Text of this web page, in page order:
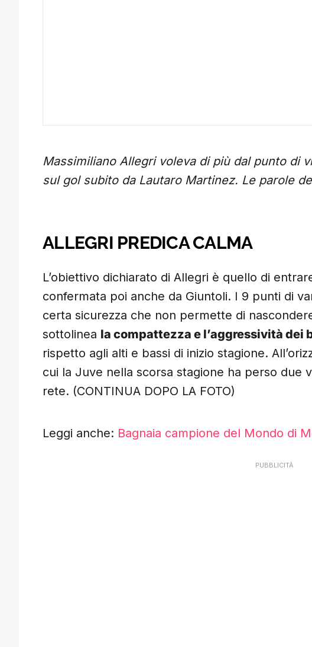
Massimiliano Allegri voleva di più dal punto di
sul gol subito da Lautaro Martinez. Le parole
ALLEGRI PREDICA CALMA
L’obiettivo dichiarato di Allegri è quello di
confermata poi anche da Giuntoli. I 9 punti di
certa sicurezza che non permette di
sottolinea la compattezza e l’aggressività dei
rispetto agli alti e bassi di inizio stagione.
cui la Juve nella scorsa stagione ha perso due
rete. (CONTINUA DOPO LA FOTO)
Leggi anche: Bagnaia campione del Mondo di